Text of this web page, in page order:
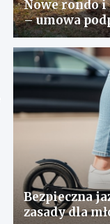
Nowe rondo
– umowa
Bezpieczna
zasady dla